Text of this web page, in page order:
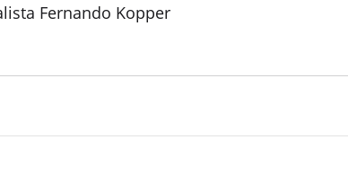
Fernando Kopper